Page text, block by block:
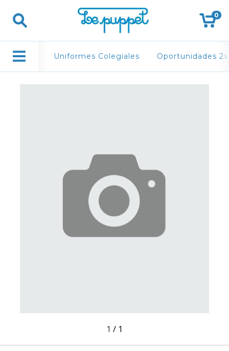
0
Uniformes Colegiales Oportunidades
1 / 1